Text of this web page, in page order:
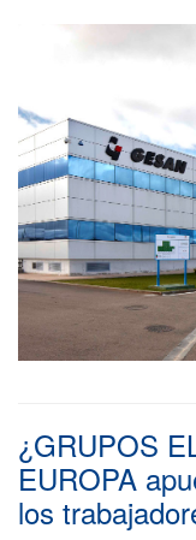
¿GRUPOS
EUROPA
los